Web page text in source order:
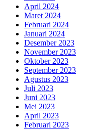
April 2024
Maret 2024
Februari 2024
Januari 2024
Desember 2023
November 2023
Oktober 2023
September 2023
Agustus 2023
Juli 2023
Juni 2023
Mei 2023
April 2023
Februari 2023